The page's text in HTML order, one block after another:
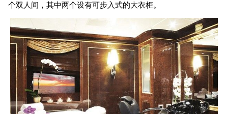
个双人间，其中两个设有可步入式的大衣柜。